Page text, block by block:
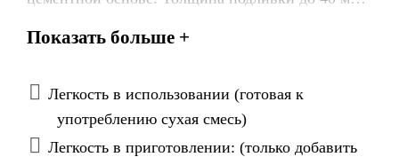
Показать больше +
Легкость в использовании (готовая к
употреблению сухая смесь)
Легкость в приготовлении: (только добавить